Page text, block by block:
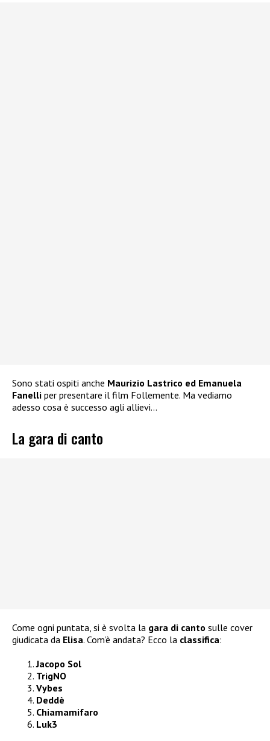
Sono stati ospiti anche Maurizio Lastrico ed Emanuela
Fanelli per presentare il film Follemente. Ma vediamo
adesso cosa è successo agli allievi…
La gara di canto
Come ogni puntata, si è svolta la gara di canto sulle cover
giudicata da Elisa. Com’è andata? Ecco la classifica:
Jacopo Sol
TrigNO
Vybes
Deddè
Chiamamifaro
Luk3